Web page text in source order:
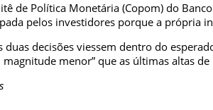
de Política Monetária (Copom) do
pelos investidores porque a própria
duas decisões viessem dentro do
magnitude menor” que as últimas altas